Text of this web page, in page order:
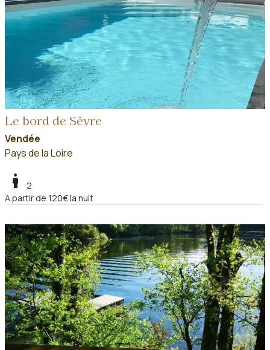
Le bord de Sèvre
Vendée
Pays de la Loire
boy
2
A partir de 120€ la nuit